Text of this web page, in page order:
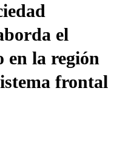
el
en la región
frontal